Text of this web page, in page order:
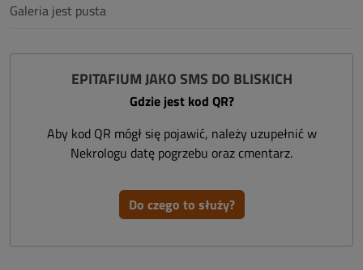
Galeria jest pusta
EPITAFIUM JAKO SMS DO BLISKICH
Gdzie jest kod QR?
Aby kod QR mógł się pojawić, należy uzupełnić w
Nekrologu datę pogrzebu oraz cmentarz.
Do czego to służy?